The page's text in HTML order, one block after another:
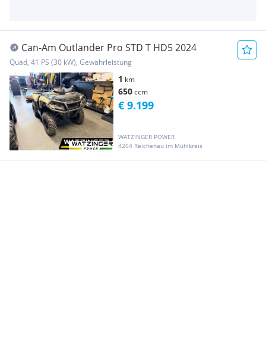
Can-Am Outlander Pro STD T HD5 2024
Quad, 41 PS (30 kW), Gewährleistung
1 km
650ccm
WATZINGER POWER
4204 Reichenau im Mühlkreis
€ 9.199